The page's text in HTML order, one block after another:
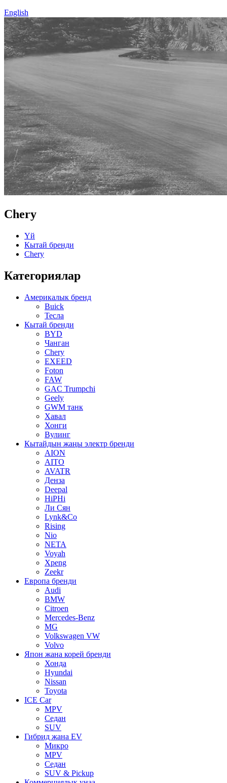
English
Chery
Үй
Кытай бренди
Chery
Категориялар
Америкалык бренд
Buick
Тесла
Кытай бренди
BYD
Чанган
Chery
EXEED
Foton
FAW
GAC Trumpchi
Geely
GWM танк
Хавал
Хонги
Вулинг
Кытайдын жаңы электр бренди
AION
AITO
AVATR
Денза
Deepal
HiPHi
Ли Сян
Lynk&Co
Rising
Nio
NETA
Voyah
Xpeng
Zeekr
Европа бренди
Audi
BMW
Citroen
Mercedes-Benz
MG
Volkswagen VW
Volvo
Япон жана корей бренди
Хонда
Hyundai
Nissan
Toyota
ICE Car
MPV
Седан
SUV
Гибрид жана EV
Микро
MPV
Седан
SUV & Pickup